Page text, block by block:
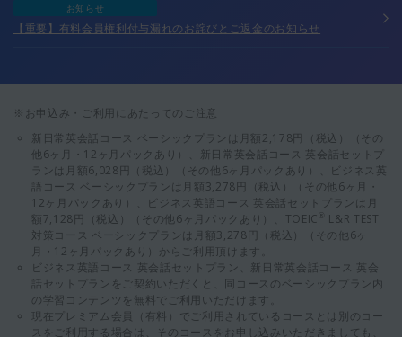
お知らせ
【重要】有料会員権利付与漏れのお詫びとご返金のお知らせ
※お申込み・ご利用にあたってのご注意
新日常英会話コース ベーシックプランは月額2,178円（税込）（その
他6ヶ月・12ヶ月パックあり）、新日常英会話コース 英会話セットプ
ランは月額6,028円（税込）（その他6ヶ月パックあり）、ビジネス英
語コース ベーシックプランは月額3,278円（税込）（その他6ヶ月・
12ヶ月パックあり）、ビジネス英語コース 英会話セットプランは月
額7,128円（税込）（その他6ヶ月パックあり）、TOEIC ®
L&R TEST
対策コース ベーシックプランは月額3,278円（税込）（その他6ヶ
月・12ヶ月パックあり）からご利用頂けます。
ビジネス英語コース 英会話セットプラン、新日常英会話コース 英会
話セットプランをご契約いただくと、同コースのベーシックプラン内
の学習コンテンツを無料でご利用いただけます。
現在プレミアム会員（有料）でご利用されているコースとは別のコー
スをご利用する場合は、そのコースをお申し込みいただきましても、